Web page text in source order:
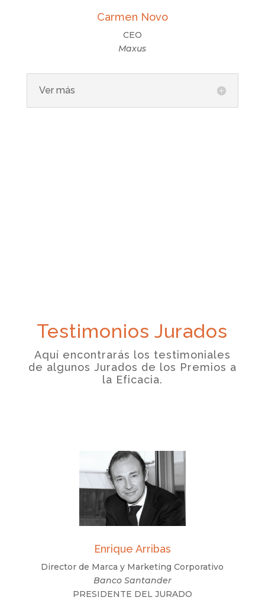
Carmen Novo
CEO
Maxus
Ver más
Testimonios Jurados
Aquí encontrarás los testimoniales
de algunos Jurados de los Premios a
la Eficacia.
Enrique Arribas
Director de Marca y Marketing Corporativo
Banco Santander
PRESIDENTE DEL JURADO